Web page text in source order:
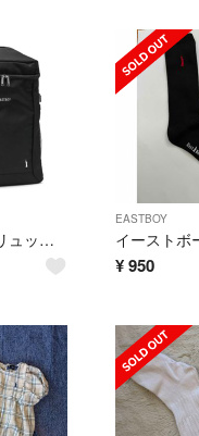
EASTBOY通学リュック クロ×シロ
EASTBOY
¥950